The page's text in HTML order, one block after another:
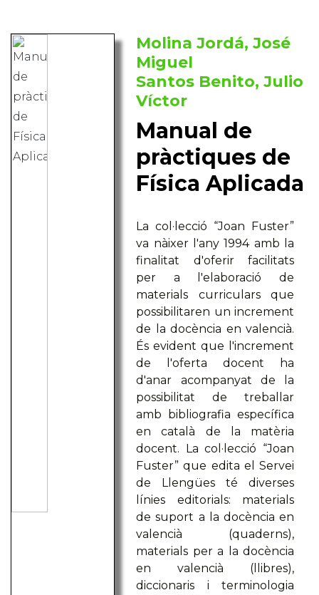
Molina Jordá, José
Miguel
Santos Benito, Julio
Víctor
Manual de
pràctiques de
Física Aplicada
La col·lecció “Joan Fuster”
va nàixer l'any 1994 amb la
finalitat d'oferir facilitats
per a l'elaboració de
materials curriculars que
possibilitaren un increment
de la docència en valencià.
És evident que l'increment
de l'oferta docent ha
d'anar acompanyat de la
possibilitat de treballar
amb bibliografia específica
en català de la matèria
docent. La col·lecció “Joan
Fuster” que edita el Servei
de Llengües té diverses
línies editorials: materials
de suport a la docència en
valencià (quaderns),
materials per a la docència
en valencià (llibres),
diccionaris i terminologia